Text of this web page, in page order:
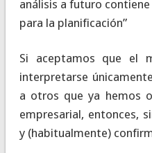
análisis a futuro
para la planificación”
Si aceptamos que el
interpretarse
a otros que ya hemos
empresarial, entonces,
y (habitualmente)